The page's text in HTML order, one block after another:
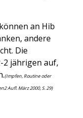
an Hib
, andere
Die
jährigen auf,
(Impfen, Routine oder
Aufl. März 2000, S. 29)